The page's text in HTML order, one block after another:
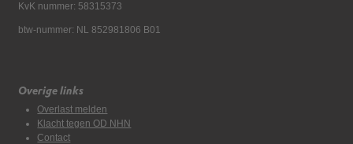
KvK nummer: 58315373
btw-nummer: NL 852981806 B01
Overige links
Overlast melden
Klacht tegen OD NHN
Contact